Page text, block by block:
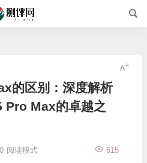
的区别：深度解析
Max的卓越之
615
阅读模式